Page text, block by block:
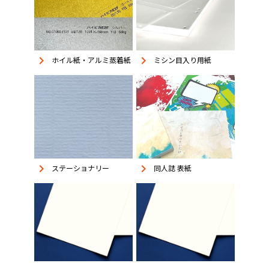
keyboard_arrow_right ホイル紙・アルミ蒸着紙 keyboard_arrow_right ミシン目入り用紙
keyboard_arrow_right ステーショナリー keyboard_arrow_right 同人誌 表紙